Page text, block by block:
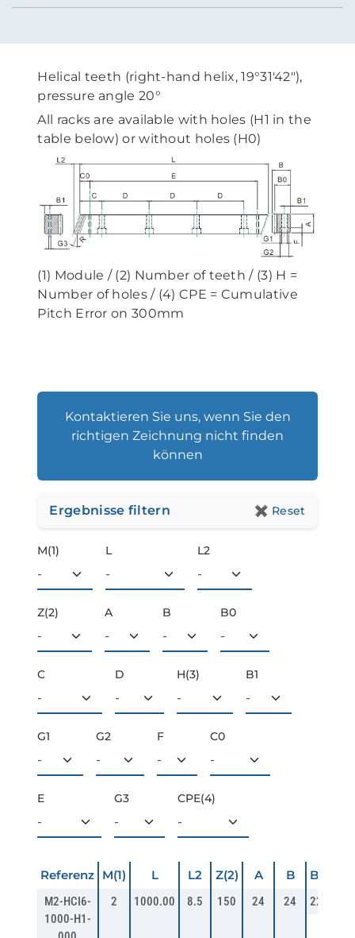
Helical teeth (right-hand helix, 19°31'42"),
pressure angle 20°
All racks are available with holes (H1 in the
table below) or without holes (H0)
(1) Module / (2) Number of teeth / (3) H =
Number of holes / (4) CPE = Cumulative
Pitch Error on 300mm
Kontaktieren Sie uns, wenn Sie den
richtigen Zeichnung nicht finden
können
Ergebnisse filtern ✖ Reset
M(1) L L2
Z(2) A B B0
C D H(3) B1
G1 G2 F C0
E G3 CPE(4)
Referenz M(1) L L2 Z(2) A B B0
M2-HCI6-
1000-H1-
2 1000.00 8.5 150 24 24 22